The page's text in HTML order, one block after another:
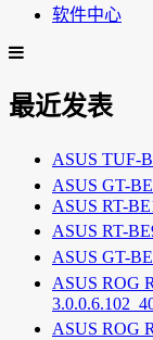
软件中心
最近发表
ASUS TUF-
ASUS GT-
ASUS RT-
ASUS RT-
ASUS GT-
ASUS ROG
ASUS ROG